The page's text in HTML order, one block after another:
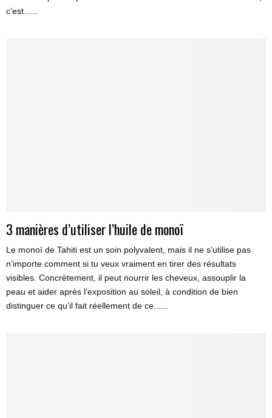
c’est......
3 manières d’utiliser l’huile de monoï
Le monoï de Tahiti est un soin polyvalent, mais il ne s’utilise pas
n’importe comment si tu veux vraiment en tirer des résultats
visibles. Concrètement, il peut nourrir les cheveux, assouplir la
peau et aider après l’exposition au soleil, à condition de bien
distinguer ce qu’il fait réellement de ce......